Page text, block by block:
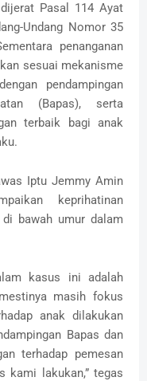
Pasal 114 Ayat
Undang Nomor 35
penanganan
sesuai mekanisme
pendampingan
(Bapas), serta
terbaik bagi anak
Iptu Jemmy Amin
keprihatinan
bawah umur dalam
kasus ini adalah
masih fokus
anak dilakukan
Bapas dan
terhadap pemesan
kami lakukan,” tegas